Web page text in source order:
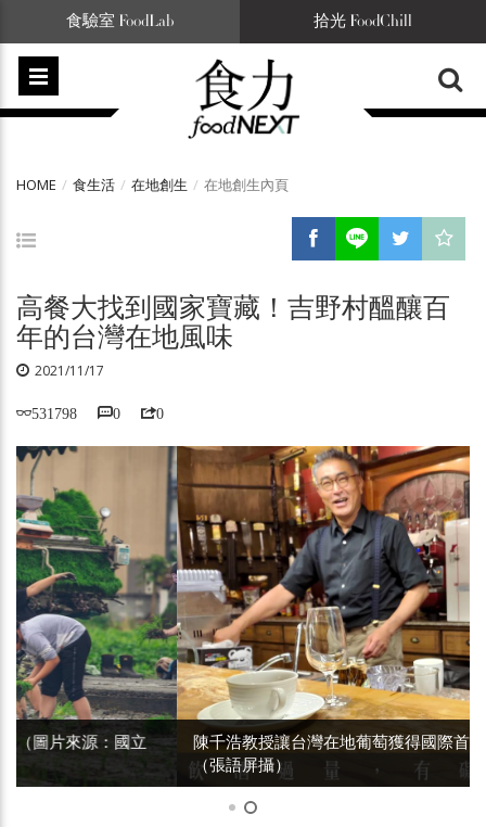
食驗室 FoodLab 拾光 FoodChill
HOME 食生活 在地創生 在地創生內頁
高餐大找到國家寶藏！吉野村醞釀百
年的台灣在地風味
2021/11/17
531798 0 0
陳千浩教授讓台灣在地葡萄獲得國際首獎的樹生酒莊酒